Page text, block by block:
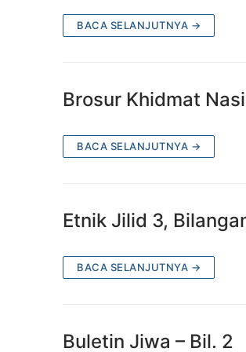
BACA SELANJUTNYA →
Brosur Khidmat
BACA SELANJUTNYA →
Etnik Jilid 3,
BACA SELANJUTNYA →
Buletin Jiwa – Bil. 2